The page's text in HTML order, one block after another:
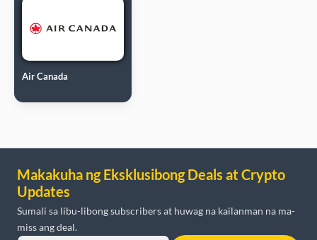
Air Canada
Makakuha ng Eksklusibong Deals at Crypto
Updates
Sumali sa libu-libong subscribers at huwag na kailanman na ma-
miss ang deal.